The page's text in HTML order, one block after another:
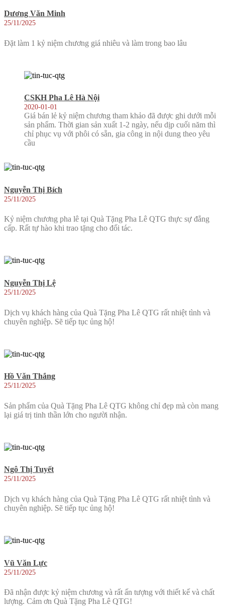
Dương Văn Minh
25/11/2025
Đặt làm 1 kỷ niệm chương giá nhiêu và làm trong bao lâu
CSKH Pha Lê Hà Nội
2020-01-01
Giá bán lẻ kỷ niệm chương tham khảo đã được ghi dưới mỗi
sản phẩm. Thời gian sản xuất 1-2 ngày, nếu dịp cuối năm thì
chỉ phục vụ với phôi có sẵn, gia công in nội dung theo yêu
cầu
Nguyễn Thị Bích
25/11/2025
Kỷ niệm chương pha lê tại Quà Tặng Pha Lê QTG thực sự đẳng
cấp. Rất tự hào khi trao tặng cho đối tác.
Nguyễn Thị Lệ
25/11/2025
Dịch vụ khách hàng của Quà Tặng Pha Lê QTG rất nhiệt tình và
chuyên nghiệp. Sẽ tiếp tục ủng hộ!
Hồ Văn Thắng
25/11/2025
Sản phẩm của Quà Tặng Pha Lê QTG không chỉ đẹp mà còn mang
lại giá trị tinh thần lớn cho người nhận.
Ngô Thị Tuyết
25/11/2025
Dịch vụ khách hàng của Quà Tặng Pha Lê QTG rất nhiệt tình và
chuyên nghiệp. Sẽ tiếp tục ủng hộ!
Vũ Văn Lực
25/11/2025
Đã nhận được kỷ niệm chương và rất ấn tượng với thiết kế và chất
lượng. Cảm ơn Quà Tặng Pha Lê QTG!